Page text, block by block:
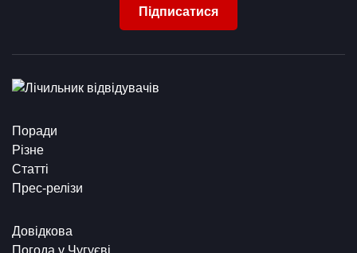
Підписатися
Поради
Різне
Статті
Прес-релізи
Довідкова